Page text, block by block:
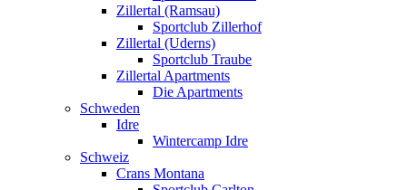
Zillertal (Ramsau)
Sportclub Zillerhof
Zillertal (Uderns)
Sportclub Traube
Zillertal Apartments
Die Apartments
Schweden
Idre
Wintercamp Idre
Schweiz
Crans Montana